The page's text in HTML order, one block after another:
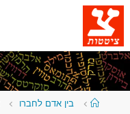
דלגו
לתוכן
עמודבין אדם לחברו